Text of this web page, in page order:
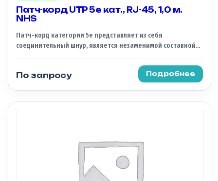
Патч-корд UTP 5e кат., RJ-45, 1,0 м.
NHS
Патч-корд категории 5e представляет из себя
соединительный шнур, является незаменимой составной
который обжат с обоих концов коннекторами и служит для
соединения устройств между собой.
По запросу Подробнее